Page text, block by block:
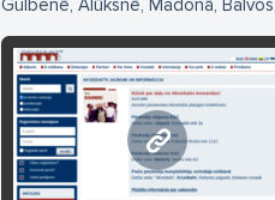
Gulbenē, Alūksnē, Madonā,